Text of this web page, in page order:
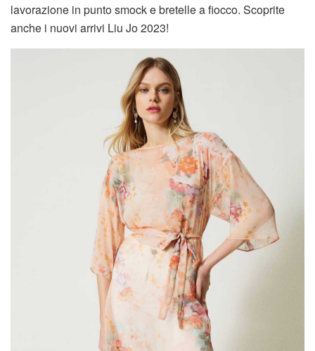
lavorazione in punto smock e bretelle a fiocco. Scoprite
anche i nuovi arrivi Liu Jo 2023!